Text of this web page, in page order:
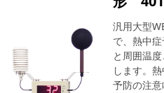
汎用大型
で、熱中
と周囲温
します。
予防の注意